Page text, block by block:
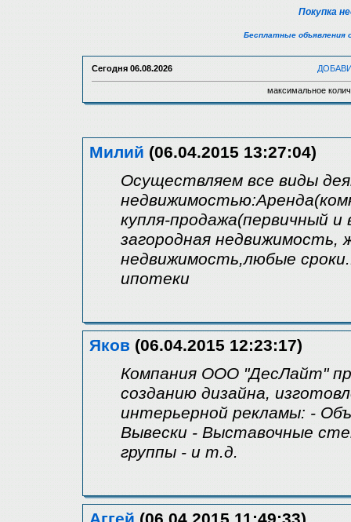
Покупка
Бесплатные объявления
Сегодня 06.08.2026
максимальное
Милий (06.04.2015 13:27:04)
Осуществляем все виды
купля-продажа(первичный
загородная недвижимость,
недвижимость,любые
ипотеки
Яков (06.04.2015 12:23:17)
Компания ООО "ДесЛайт"
созданию дизайна,
интерьерной рекламы: -
Вывески - Выставочные
группы - и т.д.